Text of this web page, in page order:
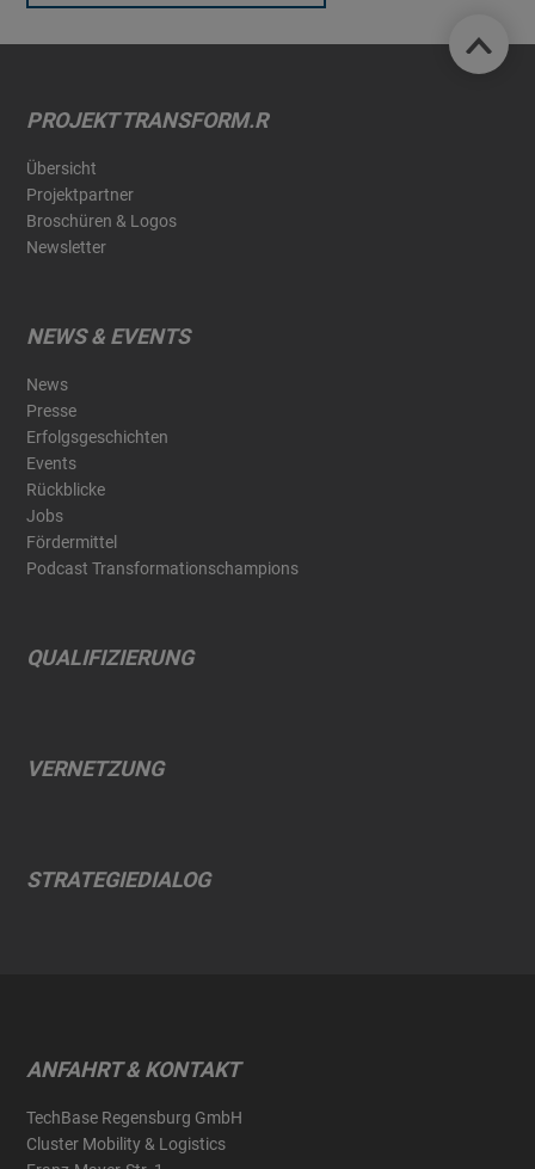
PROJEKT TRANSFORM.R
Übersicht
Projektpartner
Broschüren & Logos
Newsletter
NEWS & EVENTS
News
Presse
Erfolgsgeschichten
Events
Rückblicke
Jobs
Fördermittel
Podcast Transformationschampions
QUALIFIZIERUNG
VERNETZUNG
STRATEGIEDIALOG
ANFAHRT & KONTAKT
TechBase Regensburg GmbH
Cluster Mobility & Logistics